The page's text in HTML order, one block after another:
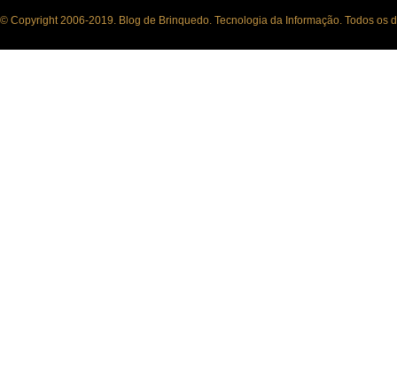
© Copyright 2006-2019. Blog de Brinquedo. Tecnologia da Informação. Todos os